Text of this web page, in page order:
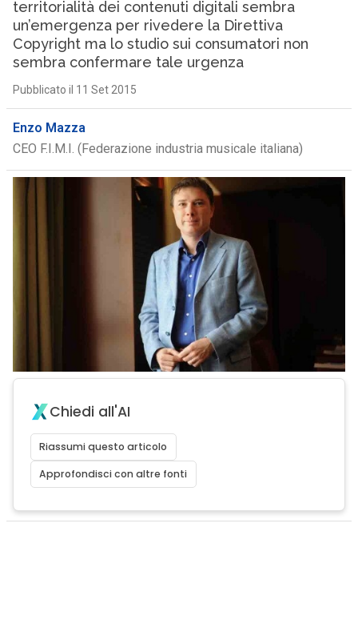
territorialità dei contenuti digitali sembra
un’emergenza per rivedere la Direttiva
Copyright ma lo studio sui consumatori non
sembra confermare tale urgenza
Pubblicato il 11 Set 2015
Enzo Mazza
CEO F.I.M.I. (Federazione industria musicale italiana)
Chiedi all'AI
Riassumi questo articolo
Approfondisci con altre fonti